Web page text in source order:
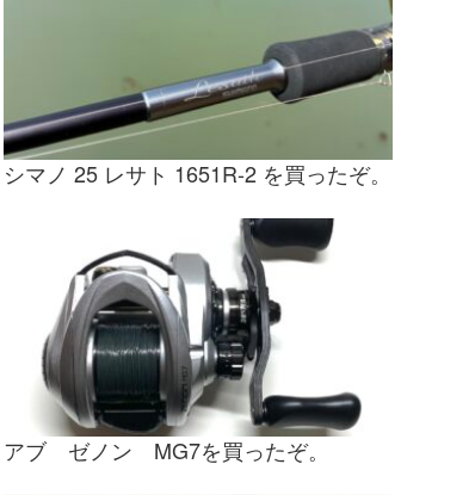
シマノ 25 レサト 1651R-2 を買ったぞ。
アブ ゼノン MG7を買ったぞ。